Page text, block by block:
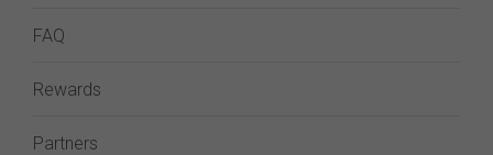
FAQ
Rewards
Partners